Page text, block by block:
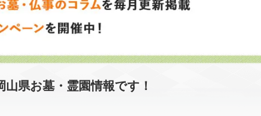
県お墓・霊園情報です！